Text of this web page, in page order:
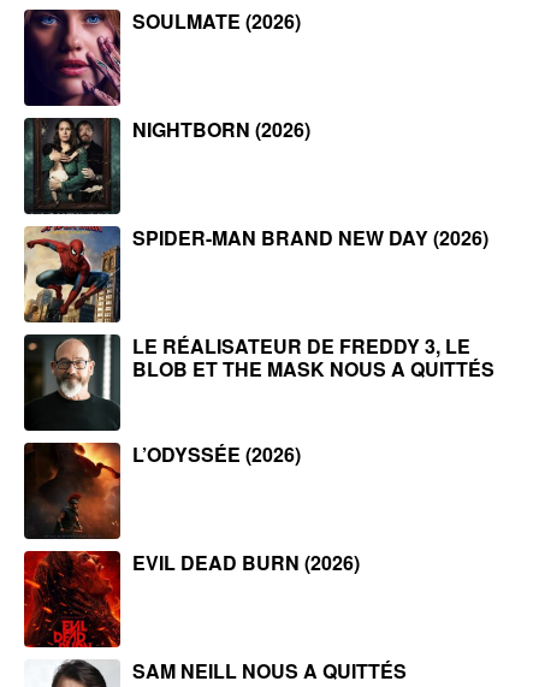
SOULMATE (2026)
NIGHTBORN (2026)
SPIDER-MAN BRAND NEW DAY (2026)
LE RÉALISATEUR DE FREDDY 3, LE
BLOB ET THE MASK NOUS A QUITTÉS
L’ODYSSÉE (2026)
EVIL DEAD BURN (2026)
SAM NEILL NOUS A QUITTÉS